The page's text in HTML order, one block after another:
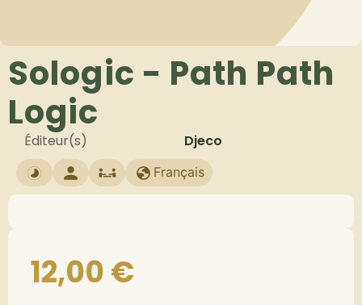
Sologic - Path Path
Logic
Éditeur(s) Djeco
Français
12,00€